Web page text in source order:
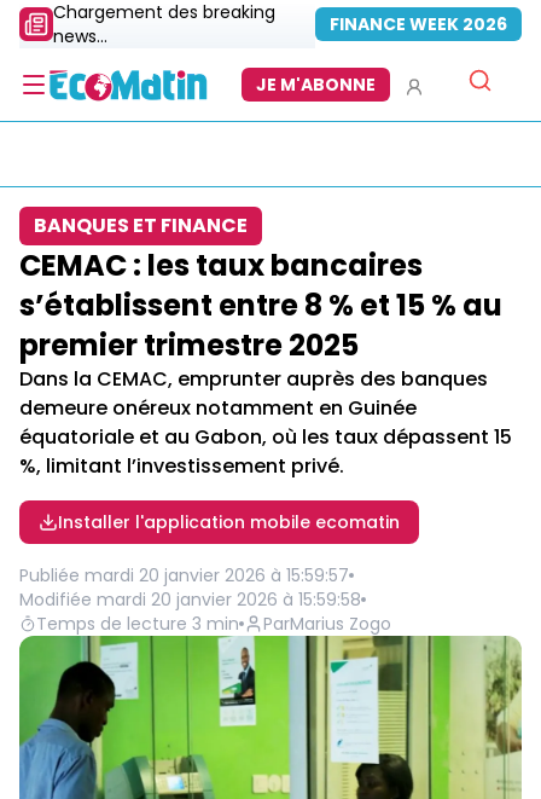
Chargement des breaking
news...
FINANCE WEEK 2026
JE M'ABONNE
BANQUES ET FINANCE
CEMAC : les taux bancaires
s’établissent entre 8 % et 15 % au
premier trimestre 2025
Dans la CEMAC, emprunter auprès des banques
demeure onéreux notamment en Guinée
équatoriale et au Gabon, où les taux dépassent 15
%, limitant l’investissement privé.
Installer l'application mobile ecomatin
Publiée mardi 20 janvier 2026 à 15:59:57
Modifiée mardi 20 janvier 2026 à 15:59:58
Temps de lecture 3 min ParMarius Zogo